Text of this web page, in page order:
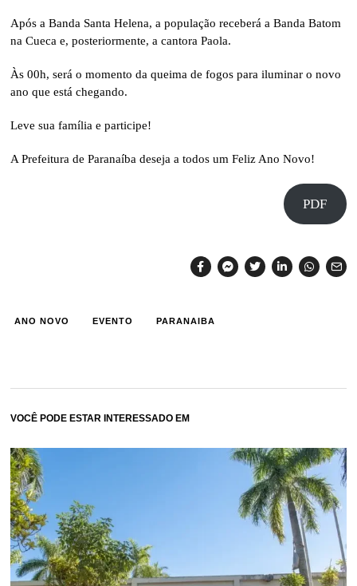
Após a Banda Santa Helena, a população receberá a Banda Batom
na Cueca e, posteriormente, a cantora Paola.
Às 00h, será o momento da queima de fogos para iluminar o novo
ano que está chegando.
Leve sua família e participe!
A Prefeitura de Paranaíba deseja a todos um Feliz Ano Novo!
PDF
ANO NOVO EVENTO PARANAIBA
VOCÊ PODE ESTAR INTERESSADO EM